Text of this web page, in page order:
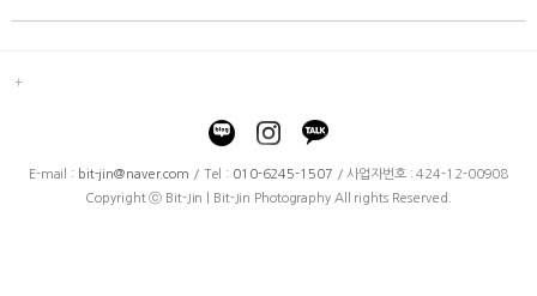
E-mail : bit-jin@naver.com / Tel : 010-6245-1507 / 사업자번호 : 424-12-00908
Copyright ⓒ Bit-Jin | Bit-Jin Photography All rights Reserved.